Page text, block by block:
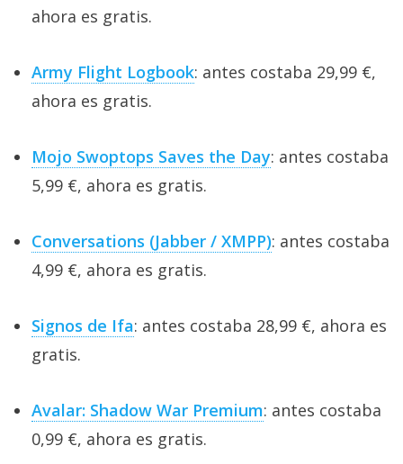
ahora es gratis.
Army Flight Logbook: antes costaba 29,99 €,
ahora es gratis.
Mojo Swoptops Saves the Day: antes costaba
5,99 €, ahora es gratis.
Conversations (Jabber / XMPP): antes costaba
4,99 €, ahora es gratis.
Signos de Ifa: antes costaba 28,99 €, ahora es
gratis.
Avalar: Shadow War Premium: antes costaba
0,99 €, ahora es gratis.